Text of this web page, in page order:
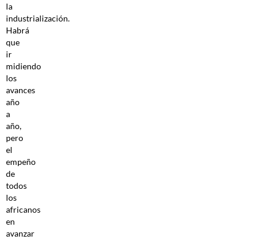
la
industrialización.
Habrá
que
ir
midiendo
los
avances
año
a
año,
pero
el
empeño
de
todos
los
africanos
en
avanzar